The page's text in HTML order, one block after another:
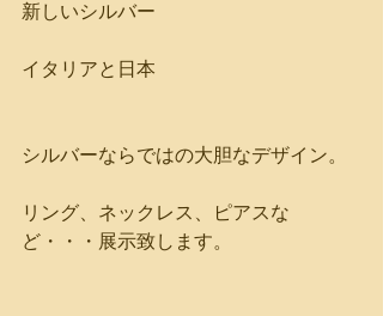
新しいシルバー
イタリアと日本
シルバーならではの大胆なデザイン。
リング、ネックレス、ピアスな
ど・・・展示致します。